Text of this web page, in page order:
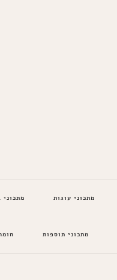
מתכוני עוגות מתכוני
מתכוני תוספות